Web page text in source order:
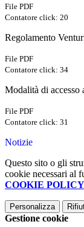
File PDF
Contatore click: 20
Regolamento
File PDF
Contatore click: 34
Modalità di accesso
File PDF
Contatore click: 31
Notizie
Questo sito o gli
cookie necessari al
COOKIE POLICY
Personalizza
Gestione cookie